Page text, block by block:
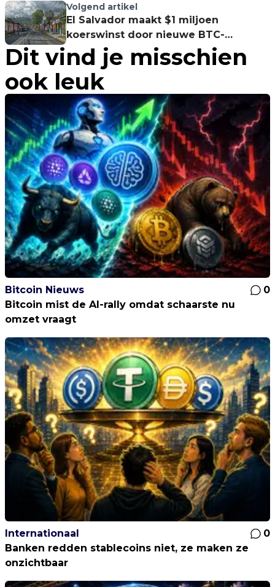
Volgend artikel
El Salvador maakt $1 miljoen
koerswinst door nieuwe BTC-
aankopen
Dit vind je misschien
ook leuk
Bitcoin Nieuws
0
Bitcoin mist de AI-rally omdat schaarste nu
omzet vraagt
Internationaal
0
Banken redden stablecoins niet, ze maken ze
onzichtbaar